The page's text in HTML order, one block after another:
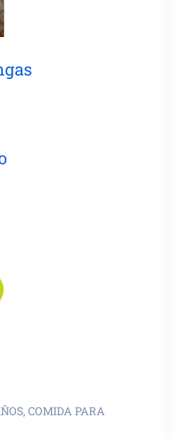
COMIDA PARA